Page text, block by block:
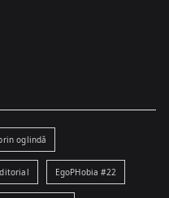
oglindă
EgoPHobia #22